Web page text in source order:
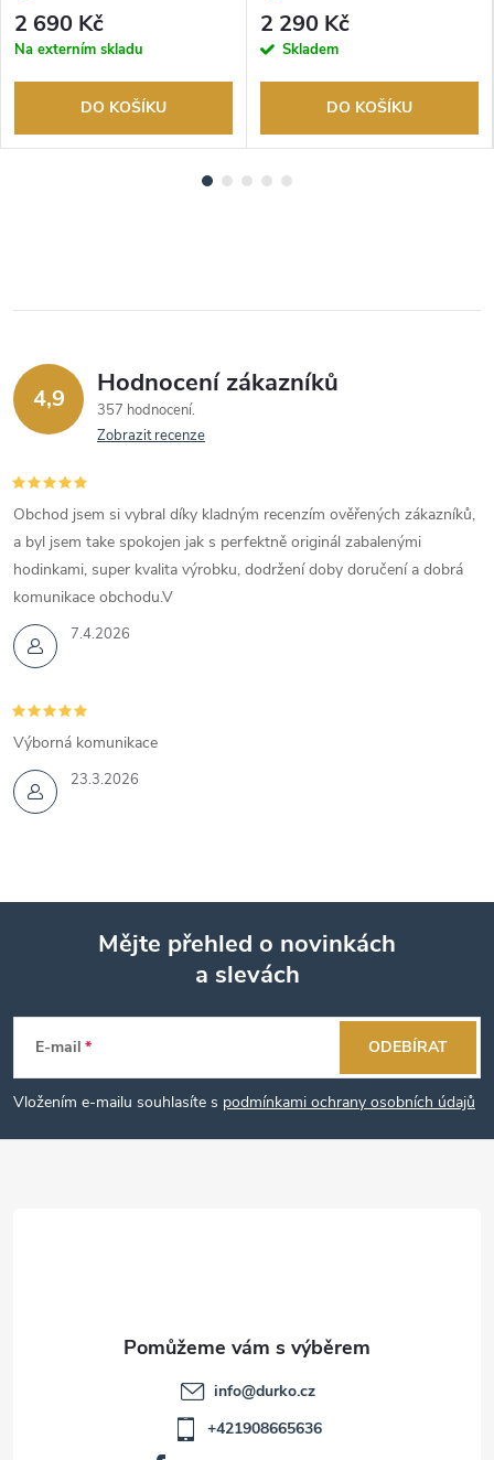
Autorizovaný prodejce.
2 690 Kč
Na externím skladu
DO KOŠÍKU
Autorizovaný prodejce.
2 290 Kč
Skladem
DO KOŠÍKU
4,9 Hodnocení zákazníků
357 hodnocení
Zobrazit recenze
7.4.2026
Obchod jsem si vybral díky kladným recenzím ověřených zákazníků,
a byl jsem take spokojen jak s perfektně originál zabalenými
hodinkami, super kvalita výrobku, dodržení doby doručení a dobrá
komunikace obchodu.V
23.3.2026
Výborná komunikace
p
a
Mějte přehled o novinkách
a slevách
E-mail
Vložením e-mailu souhlasíte s podmínkami ochrany osobních údajů
ODEBÍRAT
info@durko.cz
+421908665636